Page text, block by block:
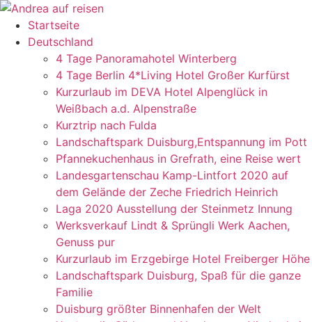
Startseite
Deutschland
4 Tage Panoramahotel Winterberg
4 Tage Berlin 4*Living Hotel Großer Kurfürst
Kurzurlaub im DEVA Hotel Alpenglück in
Weißbach a.d. Alpenstraße
Kurztrip nach Fulda
Landschaftspark Duisburg,Entspannung im Pott
Pfannekuchenhaus in Grefrath, eine Reise wert
Landesgartenschau Kamp-Lintfort 2020 auf
dem Gelände der Zeche Friedrich Heinrich
Laga 2020 Ausstellung der Steinmetz Innung
Werksverkauf Lindt & Sprüngli Werk Aachen,
Genuss pur
Kurzurlaub im Erzgebirge Hotel Freiberger Höhe
Landschaftspark Duisburg, Spaß für die ganze
Familie
Duisburg größter Binnenhafen der Welt